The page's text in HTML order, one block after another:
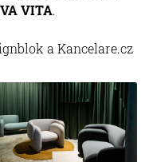
VITA.
a Kancelare.cz